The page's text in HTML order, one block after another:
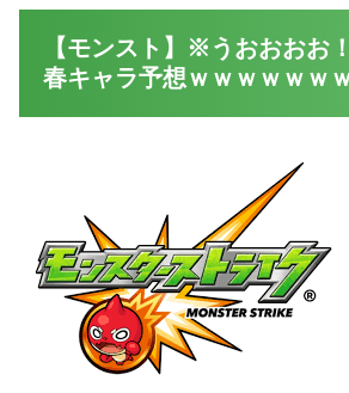
【モンスト】※うおおおお
春キャラ予想ｗｗｗｗｗｗ